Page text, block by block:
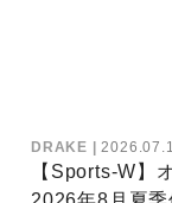
DRAKE
【Sports-W】